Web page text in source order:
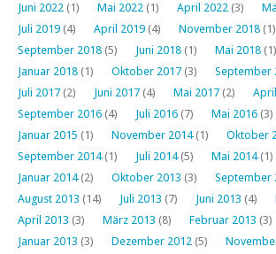
Juni 2022 (1) Mai 2022 (1) April 2022 (3)
Juli 2019 (4) April 2019 (4) November 2018 (1)
September 2018 (5) Juni 2018 (1) Mai 2018 (1)
Januar 2018 (1) Oktober 2017 (3) September
Juli 2017 (2) Juni 2017 (4) Mai 2017 (2)
September 2016 (4) Juli 2016 (7) Mai 2016 (3)
Januar 2015 (1) November 2014(1) Oktober
September 2014(1) Juli 2014(5) Mai 2014(1)
Januar 2014(2) Oktober 2013 (3) September
August 2013 (14) Juli 2013 (7) Juni 2013 (4)
April 2013 (3) März 2013 (8) Februar 2013 (3)
Januar 2013 (3) Dezember 2012 (5)